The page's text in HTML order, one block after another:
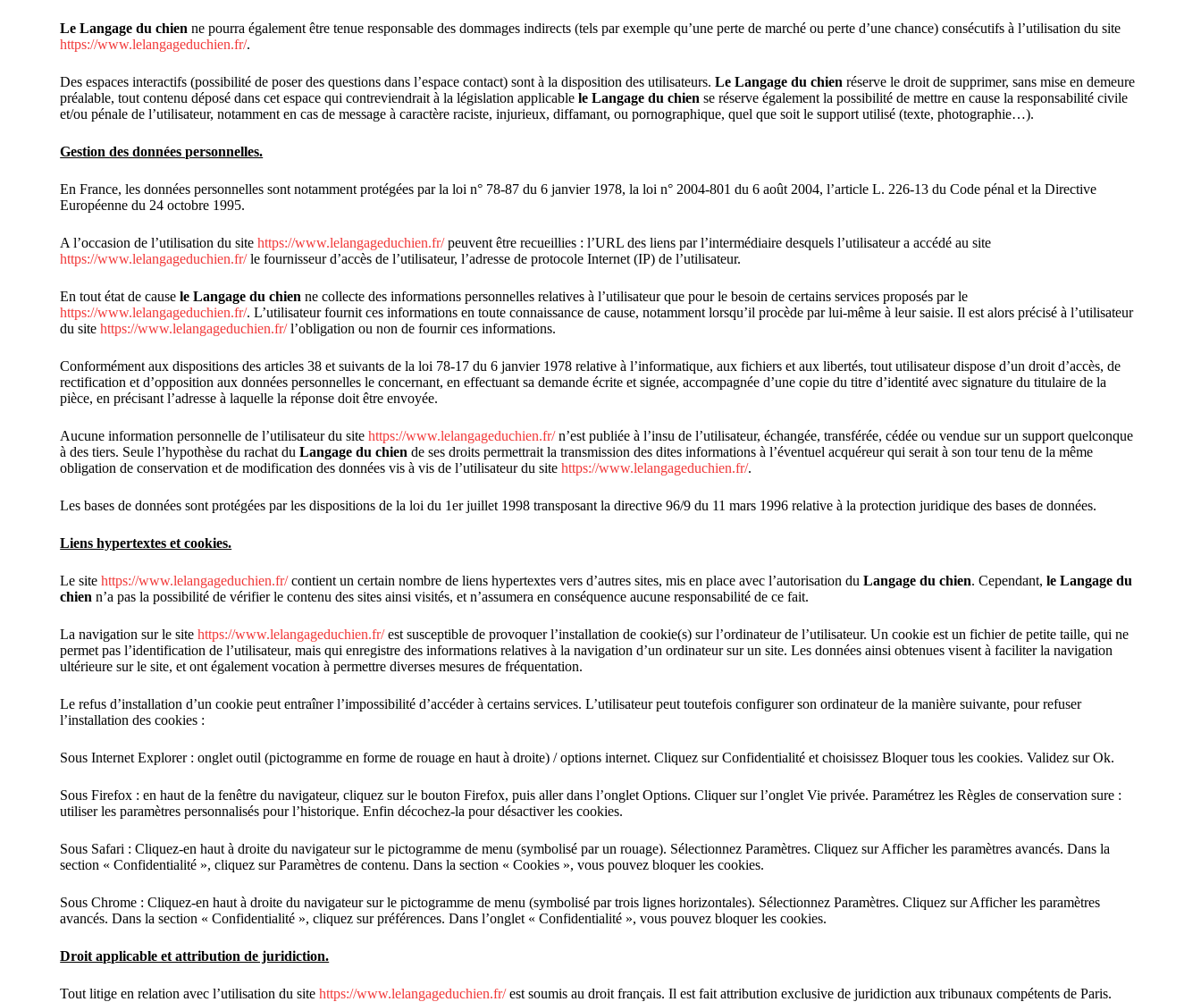
Le Langage du chien ne pourra également être tenue responsable des dommages indirects (tels par exemple qu’une perte de marché ou perte d’une chance) consécutifs à l’utilisation du site
https://www.lelangageduchien.fr/.
Des espaces interactifs (possibilité de poser des questions dans l’espace contact) sont à la disposition des utilisateurs.Le Langage du chien réserve le droit de supprimer, sans mise en demeure
préalable, tout contenu déposé dans cet espace qui contreviendrait à la législation applicablele Langage du chien se réserve également la possibilité de mettre en cause la responsabilité civile
et/ou pénale de l’utilisateur, notamment en cas de message à caractère raciste, injurieux, diffamant, ou pornographique, quel que soit le support utilisé (texte, photographie…).
Gestion des données personnelles.
En France, les données personnelles sont notamment protégées par la loi n° 78-87 du 6 janvier 1978, la loi n° 2004-801 du 6 août 2004, l’article L. 226-13 du Code pénal et la Directive
Européenne du 24 octobre 1995.
A l’occasion de l’utilisation du sitehttps://www.lelangageduchien.fr/peuvent être recueillies : l’URL des liens par l’intermédiaire desquels l’utilisateur a accédé au site
https://www.lelangageduchien.fr/le fournisseur d’accès de l’utilisateur, l’adresse de protocole Internet (IP) de l’utilisateur.
En tout état de causele Langage du chien ne collecte des informations personnelles relatives à l’utilisateur que pour le besoin de certains services proposés par le
https://www.lelangageduchien.fr/. L’utilisateur fournit ces informations en toute connaissance de cause, notamment lorsqu’il procède par lui-même à leur saisie. Il est alors précisé à l’utilisateur
du sitehttps://www.lelangageduchien.fr/l’obligation ou non de fournir ces informations.
Conformément aux dispositions des articles 38 et suivants de la loi 78-17 du 6 janvier 1978 relative à l’informatique, aux fichiers et aux libertés, tout utilisateur dispose d’un droit d’accès, de
rectification et d’opposition aux données personnelles le concernant, en effectuant sa demande écrite et signée, accompagnée d’une copie du titre d’identité avec signature du titulaire de la
pièce, en précisant l’adresse à laquelle la réponse doit être envoyée.
Aucune information personnelle de l’utilisateur du sitehttps://www.lelangageduchien.fr/n’est publiée à l’insu de l’utilisateur, échangée, transférée, cédée ou vendue sur un support quelconque
à des tiers. Seule l’hypothèse du rachat du Langage du chien de ses droits permettrait la transmission des dites informations à l’éventuel acquéreur qui serait à son tour tenu de la même
obligation de conservation et de modification des données vis à vis de l’utilisateur du sitehttps://www.lelangageduchien.fr/.
Les bases de données sont protégées par les dispositions de la loi du 1er juillet 1998 transposant la directive 96/9 du 11 mars 1996 relative à la protection juridique des bases de données.
Liens hypertextes et cookies.
Le sitehttps://www.lelangageduchien.fr/contient un certain nombre de liens hypertextes vers d’autres sites, mis en place avec l’autorisation du Langage du chien. Cependant,le Langage du
chien n’a pas la possibilité de vérifier le contenu des sites ainsi visités, et n’assumera en conséquence aucune responsabilité de ce fait.
La navigation sur le sitehttps://www.lelangageduchien.fr/est susceptible de provoquer l’installation de cookie(s) sur l’ordinateur de l’utilisateur. Un cookie est un fichier de petite taille, qui ne
permet pas l’identification de l’utilisateur, mais qui enregistre des informations relatives à la navigation d’un ordinateur sur un site. Les données ainsi obtenues visent à faciliter la navigation
ultérieure sur le site, et ont également vocation à permettre diverses mesures de fréquentation.
Le refus d’installation d’un cookie peut entraîner l’impossibilité d’accéder à certains services. L’utilisateur peut toutefois configurer son ordinateur de la manière suivante, pour refuser
l’installation des cookies :
Sous Internet Explorer : onglet outil (pictogramme en forme de rouage en haut à droite) / options internet. Cliquez sur Confidentialité et choisissez Bloquer tous les cookies. Validez sur Ok.
Sous Firefox : en haut de la fenêtre du navigateur, cliquez sur le bouton Firefox, puis aller dans l’onglet Options. Cliquer sur l’onglet Vie privée. Paramétrez les Règles de conservation sure :
utiliser les paramètres personnalisés pour l’historique. Enfin décochez-la pour désactiver les cookies.
Sous Safari : Cliquez-en haut à droite du navigateur sur le pictogramme de menu (symbolisé par un rouage). Sélectionnez Paramètres. Cliquez sur Afficher les paramètres avancés. Dans la
section « Confidentialité », cliquez sur Paramètres de contenu. Dans la section « Cookies », vous pouvez bloquer les cookies.
Sous Chrome : Cliquez-en haut à droite du navigateur sur le pictogramme de menu (symbolisé par trois lignes horizontales). Sélectionnez Paramètres. Cliquez sur Afficher les paramètres
avancés. Dans la section « Confidentialité », cliquez sur préférences. Dans l’onglet « Confidentialité », vous pouvez bloquer les cookies.
Droit applicable et attribution de juridiction.
Tout litige en relation avec l’utilisation du sitehttps://www.lelangageduchien.fr/est soumis au droit français. Il est fait attribution exclusive de juridiction aux tribunaux compétents de Paris.